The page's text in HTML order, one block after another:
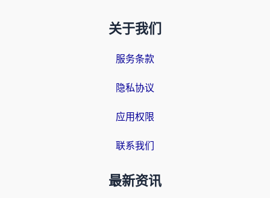
关于我们
服务条款
隐私协议
应用权限
联系我们
最新资讯